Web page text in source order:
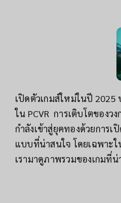
เปิดตัวเกมส์ใหม่ในปี 2025
ใน PCVR การเติบโตของว
กำลังเข้าสู่ยุคทองด้วยการเ
แบบที่น่าสนใจ โดยเฉพาะ
เรามาดูภาพรวมของเกมที่